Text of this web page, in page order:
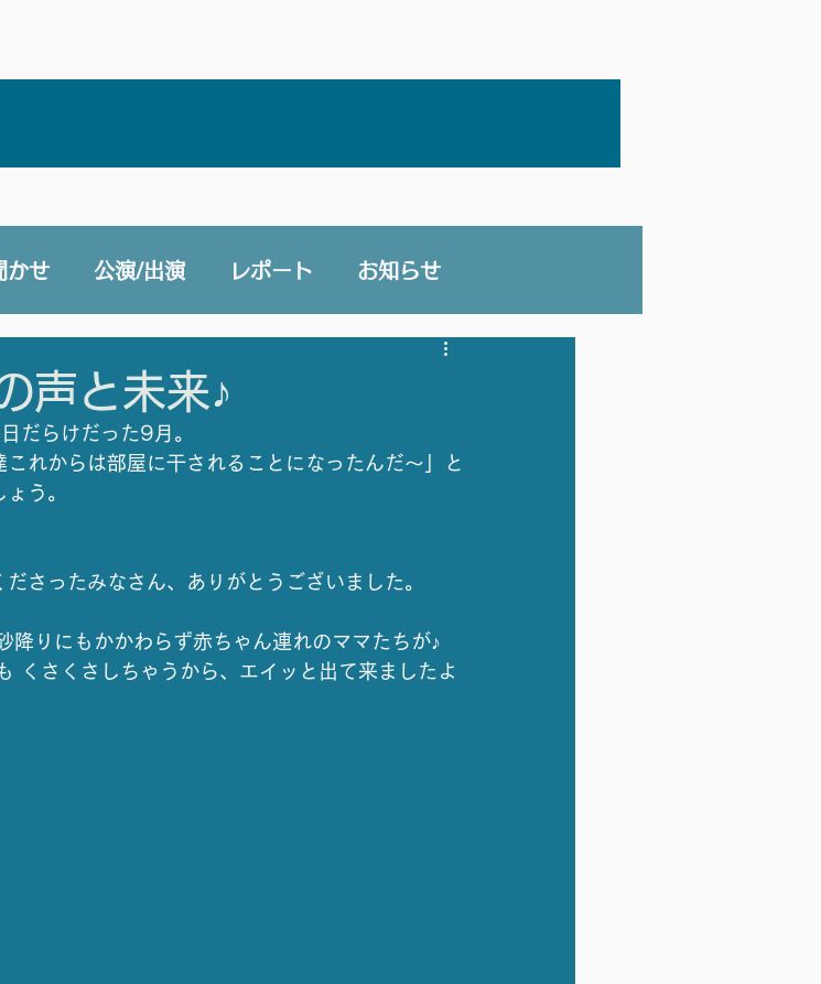
かせ 公演/出演 レポート お知らせ
声と未来♪
だらけだった9月。
れからは部屋に干されることになったんだ〜」と
う。
さったみなさん、ありがとうございました。
降りにもかかわらず赤ちゃん連れのママたちが♪
くさくさしちゃうから、エイッと出て来ましたよ